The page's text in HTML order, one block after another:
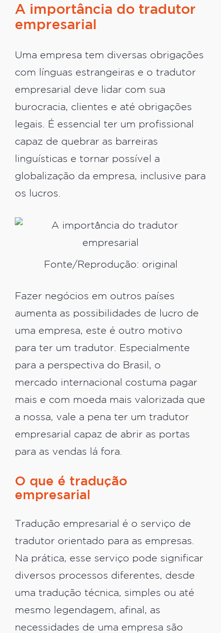
A importância do tradutor
empresarial
Uma empresa tem diversas obrigações
com línguas estrangeiras e o tradutor
empresarial deve lidar com sua
burocracia, clientes e até obrigações
legais. É essencial ter um profissional
capaz de quebrar as barreiras
linguísticas e tornar possível a
globalização da empresa, inclusive para
os lucros.
Fonte/Reprodução: original
Fazer negócios em outros países
aumenta as possibilidades de lucro de
uma empresa, este é outro motivo
para ter um tradutor. Especialmente
para a perspectiva do Brasil, o
mercado internacional costuma pagar
mais e com moeda mais valorizada que
a nossa, vale a pena ter um tradutor
empresarial capaz de abrir as portas
para as vendas lá fora.
O que é tradução
empresarial
Tradução empresarial é o serviço de
tradutor orientado para as empresas.
Na prática, esse serviço pode significar
diversos processos diferentes, desde
uma tradução técnica, simples ou até
mesmo legendagem, afinal, as
necessidades de uma empresa são